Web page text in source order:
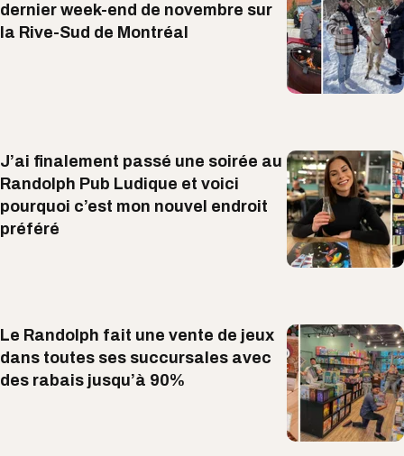
dernier week-end de novembre sur
la Rive-Sud de Montréal
J’ai finalement passé une soirée au
Randolph Pub Ludique et voici
pourquoi c’est mon nouvel endroit
préféré
Le Randolph fait une vente de jeux
dans toutes ses succursales avec
des rabais jusqu’à 90%